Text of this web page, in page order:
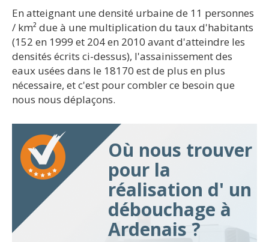
En atteignant une densité urbaine de 11 personnes
/ km² due à une multiplication du taux d'habitants
(152 en 1999 et 204 en 2010 avant d'atteindre les
densités écrits ci-dessus), l'assainissement des
eaux usées dans le 18170 est de plus en plus
nécessaire, et c'est pour combler ce besoin que
nous nous déplaçons.
Où nous trouver
pour la
réalisation d' un
débouchage à
Ardenais ?